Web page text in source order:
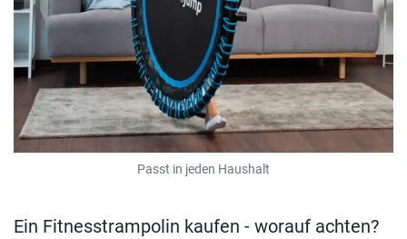
Passt in jeden Haushalt
Ein Fitnesstrampolin kaufen - worauf achten?